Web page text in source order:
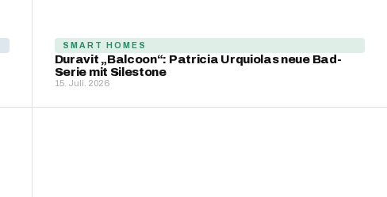
SMART HOMES
Duravit „Balcoon“: Patricia Urquiolas neue Bad-
Serie mit Silestone
15. Juli. 2026